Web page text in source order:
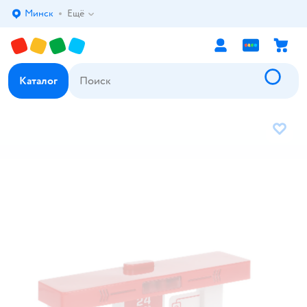
Выбор адреса доставки.
Минск Ещё
Каталог
В